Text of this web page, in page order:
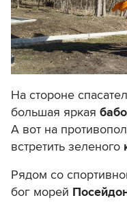
На стороне
большая яркая
А вот на
встретить зеленого
Рядом со
бог морей